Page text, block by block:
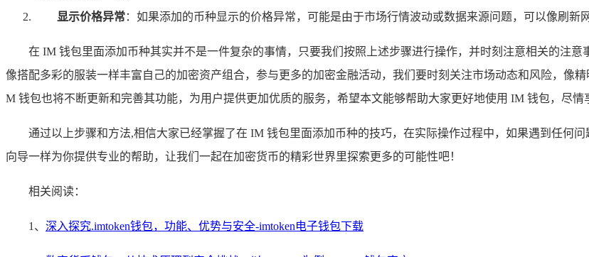
显示价格异常：如果添加的币种显示的价格异常，可能是由于市场行情波动或数据来源问题，可以像刷新
在 IM 钱包里面添加币种其实并不是一件复杂的事情，只要我们按照上述步骤进行操作，并时刻注意相关的注
像搭配多彩的服装一样丰富自己的加密资产组合，参与更多的加密金融活动，我们要时刻关注市场动态和风险，像
M 钱包也将不断更新和完善其功能，为用户提供更加优质的服务，希望本文能够帮助大家更好地使用 IM 钱包，尽情
通过以上步骤和方法,相信大家已经掌握了在 IM 钱包里面添加币种的技巧，在实际操作过程中，如果遇到任何
向导一样为你提供专业的帮助，让我们一起在加密货币的精彩世界里探索更多的可能性吧！
相关阅读：
1、 深入探究.imtoken钱包，功能、优势与安全-imtoken电子钱包下载